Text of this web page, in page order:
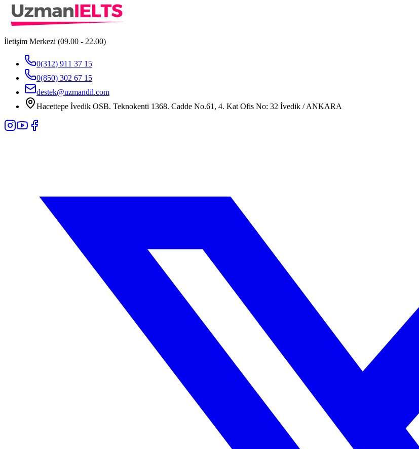
İletişim Merkezi (09.00 - 22.00)
0(312) 911 37 15
0(850) 302 67 15
destek@uzmandil.com
Hacettepe İvedik OSB. Teknokenti 1368. Cadde No.61, 4. Kat Ofis No: 32 İvedik / ANKARA